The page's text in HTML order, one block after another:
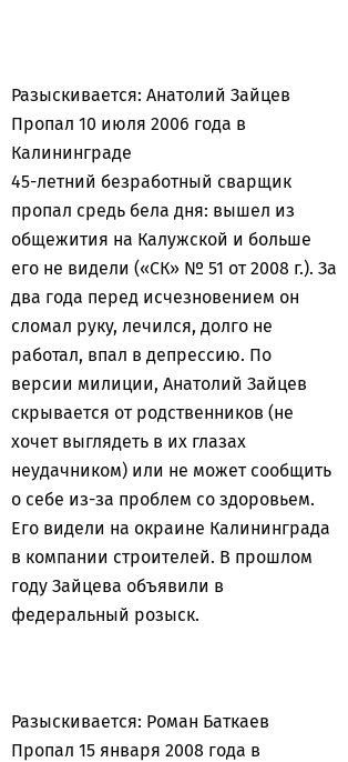
Разыскивается: Анатолий Зайцев
Пропал 10 июля 2006 года в
Калининграде
45-летний безработный сварщик
пропал средь бела дня: вышел из
общежития на Калужской и больше
его не видели («СК» № 51 от 2008 г.). За
два года перед исчезновением он
сломал руку, лечился, долго не
работал, впал в депрессию. По
версии милиции, Анатолий Зайцев
скрывается от родственников (не
хочет выглядеть в их глазах
неудачником) или не может сообщить
о себе из-за проблем со здоровьем.
Его видели на окраине Калининграда
в компании строителей. В прошлом
году Зайцева объявили в
федеральный розыск.
Разыскивается: Роман Баткаев
Пропал 15 января 2008 года в